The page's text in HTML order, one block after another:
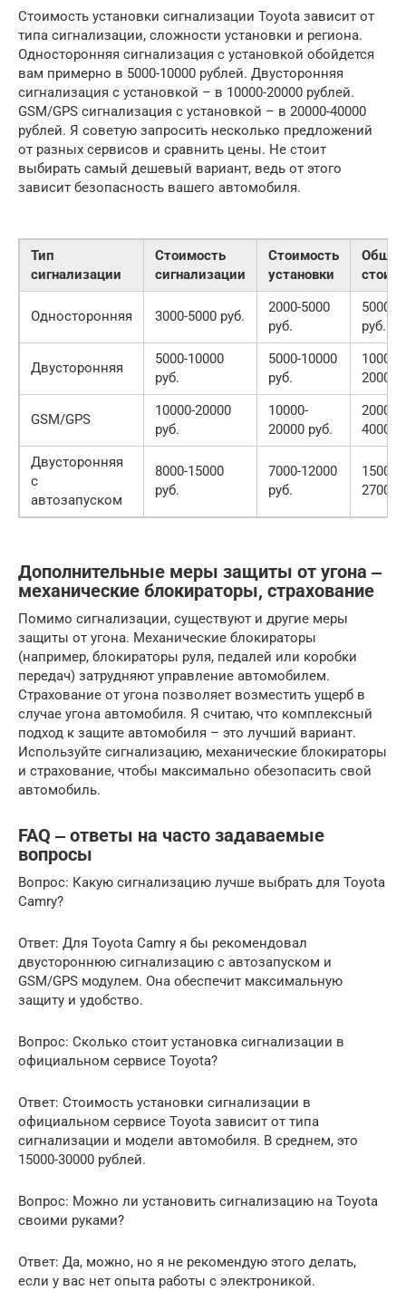
Стоимость установки сигнализации Toyota зависит от
типа сигнализации, сложности установки и региона.
Односторонняя сигнализация с установкой обойдется
вам примерно в 5000-10000 рублей. Двусторонняя
сигнализация с установкой – в 10000-20000 рублей.
GSM/GPS сигнализация с установкой – в 20000-40000
рублей. Я советую запросить несколько предложений
от разных сервисов и сравнить цены. Не стоит
выбирать самый дешевый вариант, ведь от этого
зависит безопасность вашего автомобиля.
Тип
сигнализации
Стоимость
сигнализации
Стоимость
установки
Общая
Односторонняя 3000-5000 руб.
2000-5000
руб.
5000-
руб.
Двусторонняя
5000-10000
руб.
5000-10000
руб.
10000-
20000
GSM/GPS
10000-20000
руб.
10000-
20000 руб.
20000-
40000
Двусторонняя
с
автозапуском
8000-15000
руб.
7000-12000
руб.
15000-
27000
Дополнительные меры защиты от угона ‒
механические блокираторы, страхование
Помимо сигнализации, существуют и другие меры
защиты от угона. Механические блокираторы
(например, блокираторы руля, педалей или коробки
передач) затрудняют управление автомобилем.
Страхование от угона позволяет возместить ущерб в
случае угона автомобиля. Я считаю, что комплексный
подход к защите автомобиля – это лучший вариант.
Используйте сигнализацию, механические блокираторы
и страхование, чтобы максимально обезопасить свой
автомобиль.
FAQ ‒ ответы на часто задаваемые
вопросы
Вопрос: Какую сигнализацию лучше выбрать для Toyota
Camry?
Ответ: Для Toyota Camry я бы рекомендовал
двустороннюю сигнализацию с автозапуском и
GSM/GPS модулем. Она обеспечит максимальную
защиту и удобство.
Вопрос: Сколько стоит установка сигнализации в
официальном сервисе Toyota?
Ответ: Стоимость установки сигнализации в
официальном сервисе Toyota зависит от типа
сигнализации и модели автомобиля. В среднем, это
15000-30000 рублей.
Вопрос: Можно ли установить сигнализацию на Toyota
своими руками?
Ответ: Да, можно, но я не рекомендую этого делать,
если у вас нет опыта работы с электроникой.